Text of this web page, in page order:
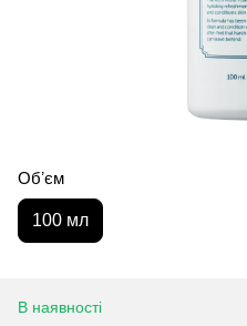
Обʼєм
100 мл
В наявності